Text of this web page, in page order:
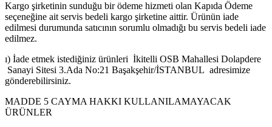
Kargo şirketinin sunduğu bir ödeme hizmeti olan Kapıda Ödeme
seçeneğine ait servis bedeli kargo şirketine aittir. Ürünün iade
edilmesi durumunda satıcının sorumlu olmadığı bu servis bedeli iade
edilmez.
ı) İade etmek istediğiniz ürünleri İkitelli OSB Mahallesi Dolapdere
Sanayi Sitesi 3.Ada No:21 Başakşehir/İSTANBUL adresimize
gönderebilirsiniz.
MADDE 5 CAYMA HAKKI KULLANILAMAYACAK
ÜRÜNLER